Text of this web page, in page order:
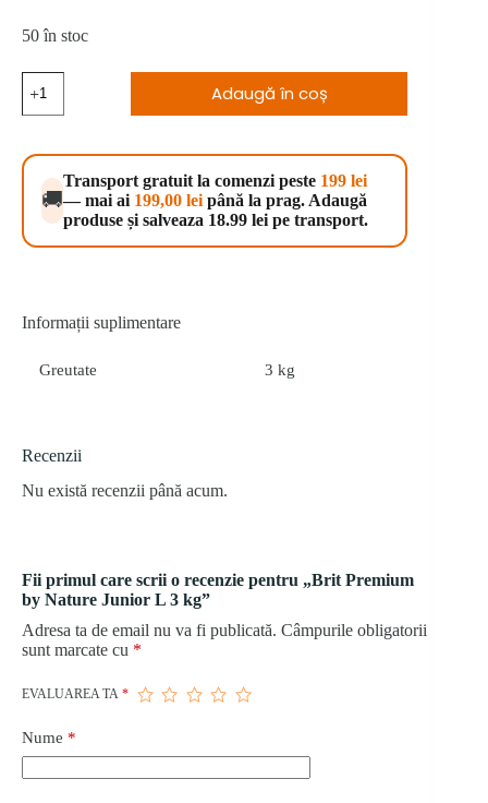
50 în stoc
Brit
Premium
Nature
Junior
Adaugă în coș
🚚
Transport gratuit la comenzi peste 199 lei
— mai ai 199,00 lei până la prag. Adaugă
produse și salveaza 18.99 lei pe transport.
Informații suplimentare
Greutate 3 kg
Recenzii
Nu există recenzii până acum.
Fii primul care scrii o recenzie pentru „Brit Premium
by Nature Junior L 3 kg”
Adresa ta de email nu va fi publicată. Câmpurile obligatorii
sunt marcate cu *
EVALUAREA TA *
Nume *